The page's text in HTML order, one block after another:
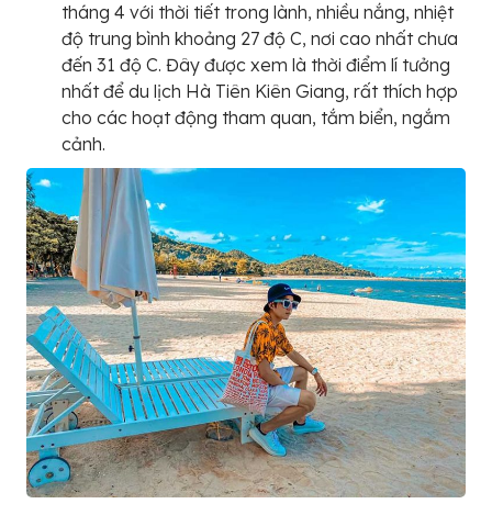
tháng 4 với thời tiết trong lành, nhiều nắng, nhiệt
độ trung bình khoảng 27 độ C, nơi cao nhất chưa
đến 31 độ C. Đây được xem là thời điểm lí tưởng
nhất để du lịch Hà Tiên Kiên Giang, rất thích hợp
cho các hoạt động tham quan, tắm biển, ngắm
cảnh.